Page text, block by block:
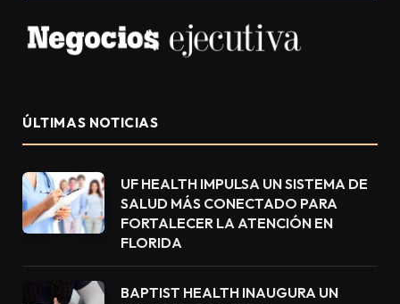
ÚLTIMAS NOTICIAS
UF HEALTH IMPULSA UN SISTEMA DE
SALUD MÁS CONECTADO PARA
FORTALECER LA ATENCIÓN EN
FLORIDA
BAPTIST HEALTH INAUGURA UN